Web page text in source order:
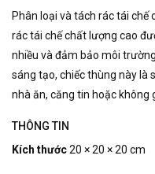
Phân loại và tách rác tái
rác tái chế chất lượng cao
nhiều và đảm bảo môi
sáng tạo, chiếc thùng này là
nhà ăn, căng tin hoặc không
THÔNG TIN
Kích thước20 × 20 × 20 cm